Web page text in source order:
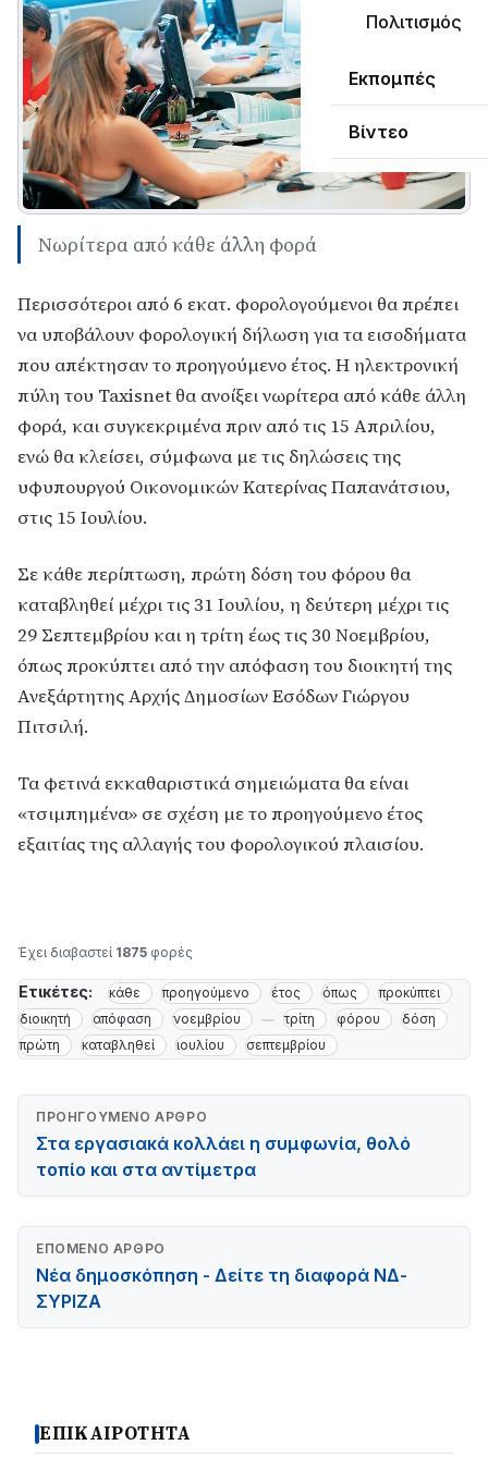
Πολιτισμός
Εκπομπές
Βίντεο
Νωρίτερα από κάθε άλλη φορά
Περισσότεροι από 6 εκατ. φορολογούμενοι θα πρέπει
να υποβάλουν φορολογική δήλωση για τα εισοδήματα
που απέκτησαν το προηγούμενο έτος. Η ηλεκτρονική
πύλη του Taxisnet θα ανοίξει νωρίτερα από κάθε άλλη
φορά, και συγκεκριμένα πριν από τις 15 Απριλίου,
ενώ θα κλείσει, σύμφωνα με τις δηλώσεις της
υφυπουργού Οικονομικών Κατερίνας Παπανάτσιου,
στις 15 Ιουλίου.
Σε κάθε περίπτωση, πρώτη δόση του φόρου θα
καταβληθεί μέχρι τις 31 Ιουλίου, η δεύτερη μέχρι τις
29 Σεπτεμβρίου και η τρίτη έως τις 30 Νοεμβρίου,
όπως προκύπτει από την απόφαση του διοικητή της
Ανεξάρτητης Αρχής Δημοσίων Εσόδων Γιώργου
Πιτσιλή.
Τα φετινά εκκαθαριστικά σημειώματα θα είναι
«τσιμπημένα» σε σχέση με το προηγούμενο έτος
εξαιτίας της αλλαγής του φορολογικού πλαισίου.
Έχει διαβαστεί 1875 φορές
Ετικέτες: κάθε προηγούμενο έτος όπως
προκύπτει
διοικητή
απόφαση νοεμβρίου τρίτη φόρου
δόση
πρώτη
καταβληθεί ιουλίου σεπτεμβρίου
ΠΡΟΗΓΟΎΜΕΝΟ ΆΡΘΡΟ
Στα εργασιακά κολλάει η συμφωνία, θολό
τοπίο και στα αντίμετρα
ΕΠΌΜΕΝΟ ΆΡΘΡΟ
Νέα δημοσκόπηση - Δείτε τη διαφορά ΝΔ-
ΣΥΡΙΖΑ
ΕΠΙΚΑΙΡΟΤΗΤΑ